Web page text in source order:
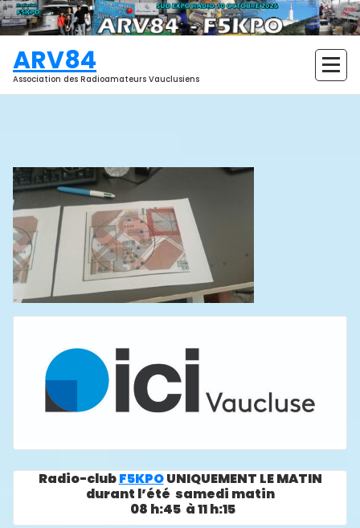
Aller
au
contenu
ARV84
Association des Radioamateurs Vauclusiens
Radio-clubF5KPOUNIQUEMENT LE MATIN
durant l’été samedi matin
08 h:45 à 11 h:15